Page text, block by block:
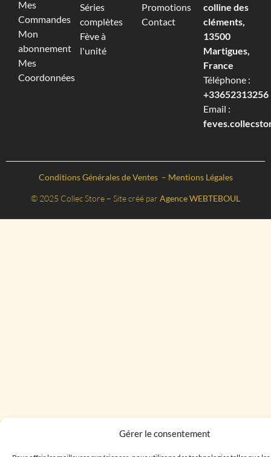
Gérer le consentement
Mes
Commandes
Mon
abonnement
Mes
Coordonnées
Séries
complètes
Fève à
l'unité
Promotions
Contact
colline des
cléments,
13500
Martigues,
France
Téléphone :
+33652313256‬
Email :
Conditions Générales de Ventes – Mentions Légales
© 2025 Collec Store – Site créé par Agence WEBTEBOUL